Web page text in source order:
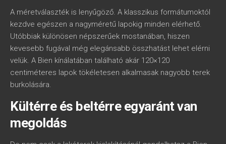
A méretválaszték is lenyűgöző. A klasszikus formátumoktól
kezdve egészen a nagyméretű lapokig minden elérhető.
Utóbbiak különösen népszerűek mostanában, hiszen
kevesebb fugával még elegánsabb összhatást lehet elérni
velük. A Bien kínálatában található akár 120×120
centiméteres lapok tökéletesen alkalmasak nagyobb terek
burkolására.
Kültérre és beltérre egyaránt van
megoldás